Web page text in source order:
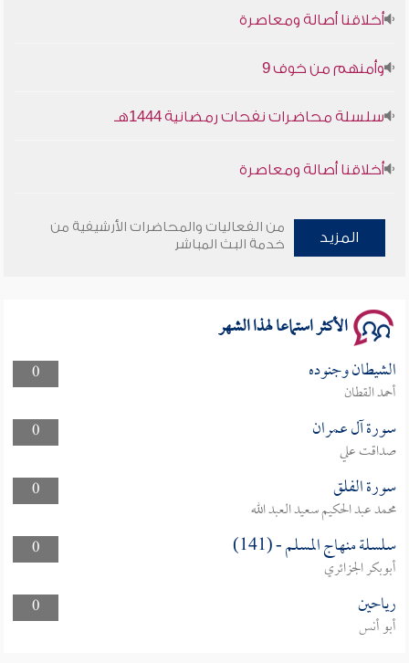
سلسلة محاضرات نفحات رمضانية 1444هـ
المزيد
من الفعاليات والمحاضرات الأرشيفية من
خدمة البث المباشر
الأكثر استماعا لهذا الشهر
0 الشيطان وجنوده
أحمد القطان
0
سورة آل عمران
صداقت علي
0
سورة الفلق
محمد عبد الحكيم سعيد العبد الله
0
سلسلة منهاج المسلم - (141)
أبوبكر الجزائري
0
رياحين
أبو أنس